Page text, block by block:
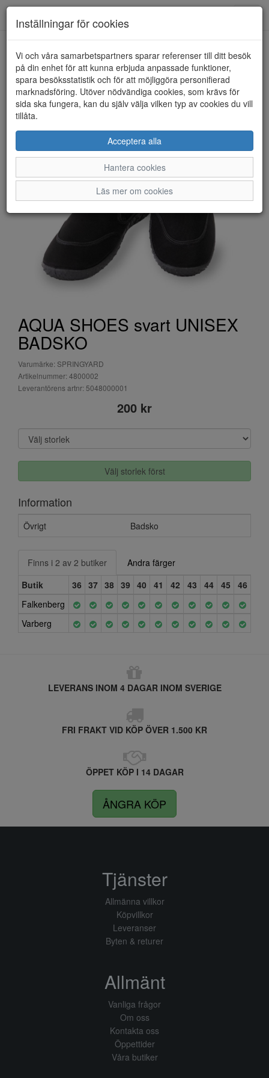
HEM SPRINGYARD
AQUA SHOES svart UNISEX
BADSKO
Varumärke: SPRINGYARD
Artikelnummer: 4800002
Leverantörens artnr: 5048000001
200 kr
Välj storlek först
Information
Övrigt Badsko
Finns i 2 av 2 butiker
Andra färger
Butik
36 37 38 39 40 41 42 43 44 45
46
Falkenberg
Varberg
LEVERANS INOM 4 DAGAR INOM SVERIGE
FRI FRAKT VID KÖP ÖVER 1.500 KR
ÖPPET KÖP I 14 DAGAR
ÅNGRA KÖP
Inställningar för cookies
Vi och våra samarbetspartners sparar referenser till ditt besök
på din enhet för att kunna erbjuda anpassade funktioner,
spara besöksstatistik och för att möjliggöra personifierad
marknadsföring. Utöver nödvändiga cookies, som krävs för
sida ska fungera, kan du själv välja vilken typ av cookies du vill
tillåta.
Acceptera alla
Hantera cookies
Läs mer om cookies
Tjänster
Allmänna villkor
Köpvillkor
Leveranser
Byten & returer
Allmänt
Vanliga frågor
Om oss
Kontakta oss
Öppettider
Våra butiker